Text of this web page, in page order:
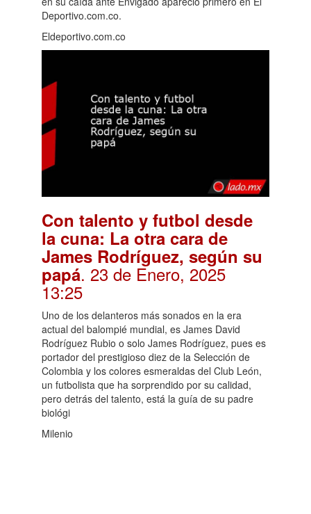
Deportivo.com.co.
Eldeportivo.com.co
Con talento y futbol desde
la cuna: La otra cara de
James Rodríguez, según su
papá. 23 de Enero, 2025
13:25
Uno de los delanteros más sonados en la era
actual del balompié mundial, es James David
Rodríguez Rubio o solo James Rodríguez, pues es
portador del prestigioso diez de la Selección de
Colombia y los colores esmeraldas del Club León,
un futbolista que ha sorprendido por su calidad,
pero detrás del talento, está la guía de su padre
biológi
Milenio